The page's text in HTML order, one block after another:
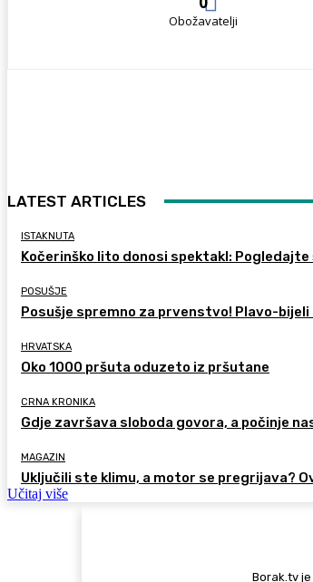
Obožavatelji
LATEST ARTICLES
ISTAKNUTA
Kočerinško lito donosi spektakl: Pogledajte
POSUŠJE
Posušje spremno za prvenstvo! Plavo-
HRVATSKA
Oko 1000 pršuta oduzeto iz pršutane
CRNA KRONIKA
Gdje završava sloboda govora, a počinje
MAGAZIN
Uključili ste klimu, a motor se pregrijava?
Učitaj više
Borak.tv